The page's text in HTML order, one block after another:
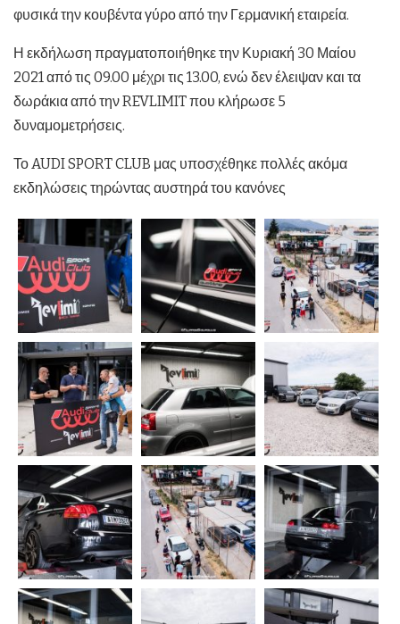
φυσικά την κουβέντα γύρο από την Γερμανική εταιρεία.
Η εκδήλωση πραγματοποιήθηκε την Κυριακή 30 Μαίου
2021 από τις 09.00 μέχρι τις 13.00, ενώ δεν έλειψαν και τα
δωράκια από την REVLIMIT που κλήρωσε 5
δυναμομετρήσεις.
Το AUDI SPORT CLUB μας υποσχέθηκε πολλές ακόμα
εκδηλώσεις τηρώντας αυστηρά του κανόνες